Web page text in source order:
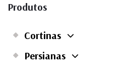
Produtos
Cortinas
Persianas